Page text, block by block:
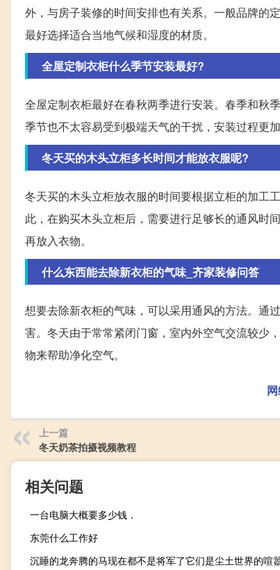
外，与房子装修的时间安排也有关系。一般品牌的
最好选择适合当地气候和湿度的材质。
全屋定制衣柜什么季节安装最好?
全屋定制衣柜最好在春秋两季进行安装。春季和秋
季节也不太容易受到极端天气的干扰，安装过程更加
冬天买的木头立柜多长时间才能放衣服呢?
冬天买的木头立柜放衣服的时间要根据立柜的加工
此，在购买木头立柜后，需要进行足够长的通风时
再放入衣物。
什么东西能去除新衣柜的气味_齐家装修问答
想要去除新衣柜的气味，可以采用通风的方法。通
害。冬天由于常常紧闭门窗，室内外空气交流较少
物来帮助净化空气。
上一篇
冬天奶茶拍摄视频教程
相关问题
一台电脑大概要多少钱．
东莞什么工作好
沉睡的龙奔腾的马现在都不是将军了它们是尘土世界的喧